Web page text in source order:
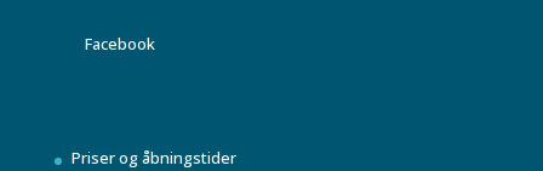
Facebook
Priser og åbningstider